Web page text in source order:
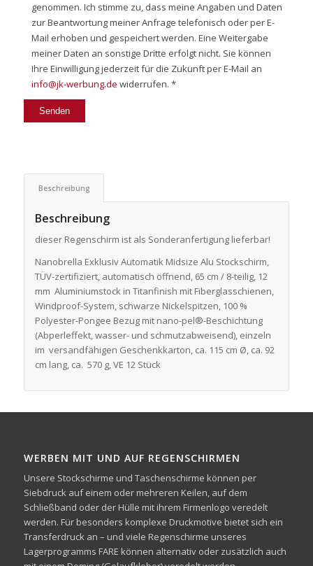
genommen. Ich stimme zu, dass meine Angaben und Daten
zur Beantwortung meiner Anfrage telefonisch oder per E-
Mail erhoben und gespeichert werden. Eine Weitergabe
meiner Daten an sonstige Dritte erfolgt nicht. Sie können
Ihre Einwilligung jederzeit für die Zukunft per E-Mail an
info@jk-werbung.de widerrufen. *
Beschreibung
Beschreibung
dieser Regenschirm ist als Sonderanfertigung lieferbar!
Nanobrella Exklusiv Automatik Midsize Alu Stockschirm,
TÜV-zertifiziert, automatisch öffnend, 65 cm / 8-teilig, 12
mm Aluminiumstock in Titanfinish mit Fiberglasschienen,
Windproof-System, schwarze Nickelspitzen, 100 %
Polyester-Pongee Bezug mit nano-pel®-Beschichtung
(Abperleffekt, wasser- und schmutzabweisend), einzeln
im versandfähigen Geschenkkarton, ca. 115 cm Ø, ca. 92
cm lang, ca. 570 g, VE 12 Stück
WERBEN MIT UND AUF REGENSCHIRMEN
Unsere Stockschirme und Taschenschirme können per
Siebdruck auf einem oder mehreren Keilen, auf dem
Schließband oder der Hülle mit ihrem Firmenlogo veredelt
werden. Für besonders komplexe Druckmotive bietet sich ein
Transferdruck an – und viele Regenschirme unseres
Lagerprogramms FARE können alternativ oder zusätzlich auch